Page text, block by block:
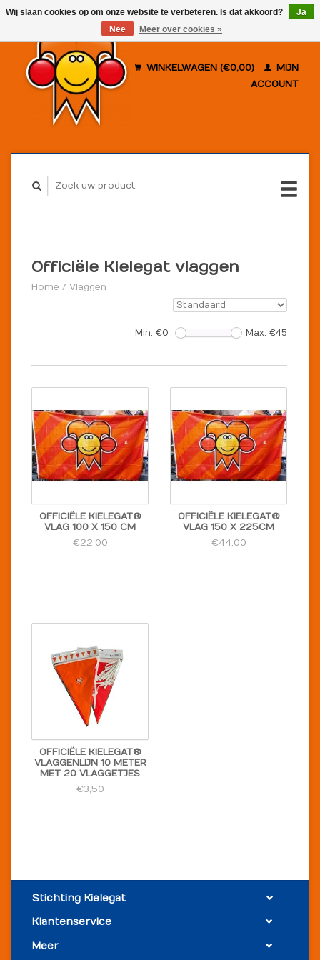
WINKELWAGEN (€0,00)
MIJN
ACCOUNT
Officiële Kielegat vlaggen
Home / Vlaggen
Min: €0 Max: €45
OFFICIËLE KIELEGAT®
VLAG 100 X 150 CM
€22,00
OFFICIËLE KIELEGAT®
VLAG 150 X 225CM
€44,00
OFFICIËLE KIELEGAT®
VLAGGENLIJN 10 METER
MET 20 VLAGGETJES
€3,50
Stichting Kielegat
Klantenservice
Meer
Wij slaan cookies op om onze website te verbeteren. Is dat akkoord?
Ja
Nee
Meer over cookies »